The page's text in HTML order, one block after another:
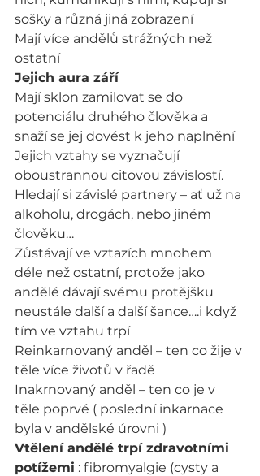
sošky a různá jiná zobrazení
Mají více andělů strážných než
ostatní
Jejich aura září
Mají sklon zamilovat se do
potenciálu druhého člověka a
snaží se jej dovést k jeho naplnění
Jejich vztahy se vyznačují
oboustrannou citovou závislostí.
Hledají si závislé partnery – ať už na
alkoholu, drogách, nebo jiném
člověku…
Zůstávají ve vztazích mnohem
déle než ostatní, protože jako
andělé dávají svému protějšku
neustále další a další šance….i když
tím ve vztahu trpí
Reinkarnovaný anděl – ten co žije v
těle více životů v řadě
Inakrnovaný anděl – ten co je v
těle poprvé ( poslední inkarnace
byla v andělské úrovni )
Vtělení andělé trpí zdravotními
potížemi : fibromyalgie (cysty a